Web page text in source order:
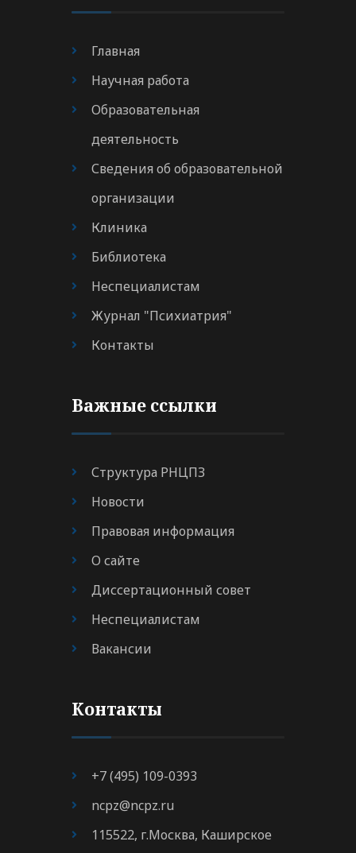
Главная
Научная работа
Образовательная
деятельность
Сведения об образовательной
организации
Клиника
Библиотека
Неспециалистам
Журнал "Психиатрия"
Контакты
Важные ссылки
Структура РНЦПЗ
Новости
Правовая информация
О сайте
Диссертационный совет
Неспециалистам
Вакансии
Контакты
+7 (495) 109-0393
ncpz@ncpz.ru
115522, г.Москва, Каширское